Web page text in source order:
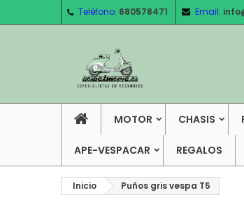
Teléfono: 680578471 Email:
MOTOR CHASIS
APE-VESPACAR REGALOS
Inicio Puños gris vespa T5